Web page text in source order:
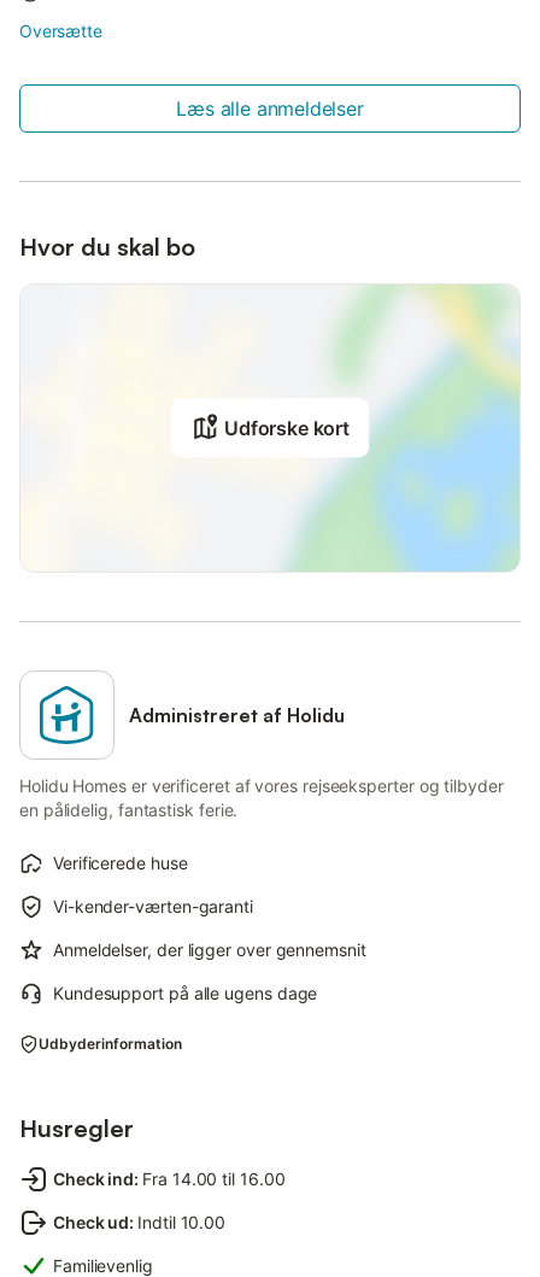
Oversætte
Læs alle anmeldelser
Hvor du skal bo
Udforske kort
Administreret af Holidu
Holidu Homes er verificeret af vores rejseeksperter og tilbyder
en pålidelig, fantastisk ferie.
Verificerede huse
Vi-kender-værten-garanti
Anmeldelser, der ligger over gennemsnit
Kundesupport på alle ugens dage
Udbyderinformation
Husregler
Check ind: Fra 14.00 til 16.00
Check ud: Indtil 10.00
Familievenlig